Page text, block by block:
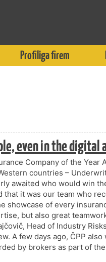
Profiliga firem
even in the digital
Company of the Year
countries –
awaited who would win
that it was our team who
showcase of every
but also great
Head of Industry Risks
A few days ago, ČPP also
by brokers as part of the